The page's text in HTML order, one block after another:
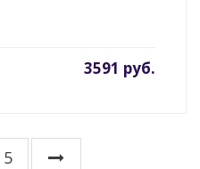
3591 руб.
5